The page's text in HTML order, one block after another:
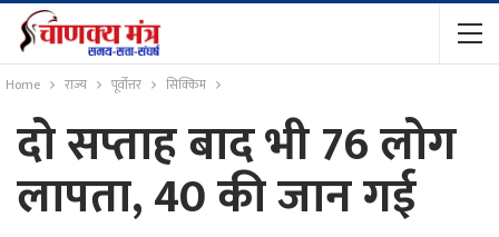
Home राज्य पूर्वोत्तर सिक्किम
दो सप्ताह बाद भी 76 लोग
लापता, 40 की जान गई